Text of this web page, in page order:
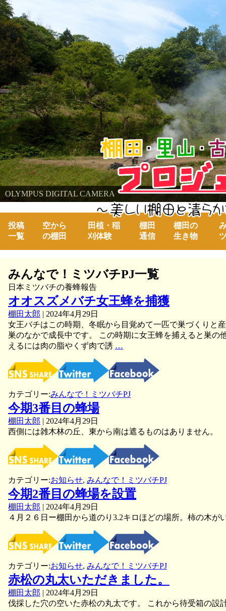
OLYMPUS DIGITAL CAMERA
～美しい棚田の自然と古代米～
棚田・里山・古代米・鮒プロジェクト
投稿
一覧
空から
の棚田
田植・稲
刈体験
棚田
通信
棚田の
生き物
みんなで！ミツバチPJ一覧
日本ミツバチの養蜂報告
オオスズメバチ女王蜂を捕獲
棚田太郎 | 2024年4月29日
女王バチはこの時期、冬眠から目覚めて一匹で巣づくりと
巣のなかで成長中です。 この時期に女王蜂を捕えると巣の
えるには肉の脂やくず肉で誘 …
ズ
バ
王
を
捕
カテゴリー:みんなで！ミツバチPJ
今期3番目の蜂場
棚田太郎 | 2024年4月29日
西側には雑木林の丘、東から南は遮るものはありません。
カテゴリー:お知らせ, みんなで！ミツバチPJ
今期2番目の蜂場を設置
棚田太郎 | 2024年4月29日
４月２６日ー棚田から道のり3.2キロほどの場所。柿の木が
カテゴリー:お知らせ, みんなで！ミツバチPJ
赤松の丸太いただきました。
棚田太郎 | 2024年4月29日
伐採した穴の空いた赤松の丸太です。 これから待受箱の設